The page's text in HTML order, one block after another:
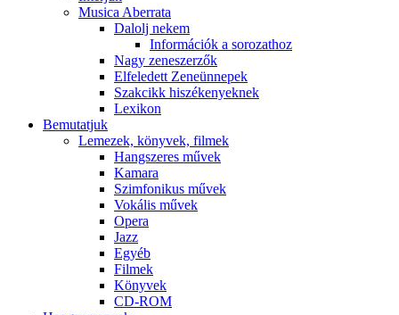
Musica Aberrata
Dalolj nekem
Információk a sorozathoz
Nagy zeneszerzők
Elfeledett Zeneünnepek
Szakcikk hiszékenyeknek
Lexikon
Bemutatjuk
Lemezek, könyvek, filmek
Hangszeres művek
Kamara
Szimfonikus művek
Vokális művek
Opera
Jazz
Egyéb
Filmek
Könyvek
CD-ROM